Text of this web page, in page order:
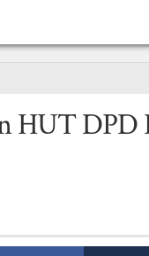
HUT DPD